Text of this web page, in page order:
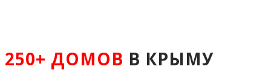
250+ ДОМОВ В КРЫМУ